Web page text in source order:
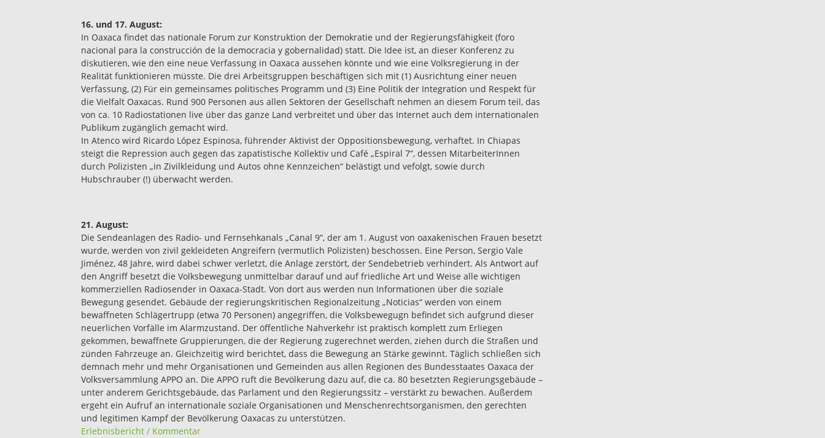
16. und 17. August:
In Oaxaca findet das nationale Forum zur Konstruktion der Demokratie und der Regierungsfähigkeit (foro
nacional para la construcción de la democracia y gobernalidad) statt. Die Idee ist, an dieser Konferenz zu
diskutieren, wie den eine neue Verfassung in Oaxaca aussehen könnte und wie eine Volksregierung in der
Realität funktionieren müsste. Die drei Arbeitsgruppen beschäftigen sich mit (1) Ausrichtung einer neuen
Verfassung, (2) Für ein gemeinsames politisches Programm und (3) Eine Politik der Integration und Respekt für
die Vielfalt Oaxacas. Rund 900 Personen aus allen Sektoren der Gesellschaft nehmen an diesem Forum teil, das
von ca. 10 Radiostationen live über das ganze Land verbreitet und über das Internet auch dem internationalen
Publikum zugänglich gemacht wird.
In Atenco wird Ricardo López Espinosa, führender Aktivist der Oppositionsbewegung, verhaftet. In Chiapas
steigt die Repression auch gegen das zapatistische Kollektiv und Café „Espiral 7“, dessen MitarbeiterInnen
durch Polizisten „in Zivilkleidung und Autos ohne Kennzeichen“ belästigt und vefolgt, sowie durch
Hubschrauber (!) überwacht werden.
21. August:
Die Sendeanlagen des Radio- und Fernsehkanals „Canal 9“, der am 1. August von oaxakenischen Frauen besetzt
wurde, werden von zivil gekleideten Angreifern (vermutlich Polizisten) beschossen. Eine Person, Sergio Vale
Jiménez, 48 Jahre, wird dabei schwer verletzt, die Anlage zerstört, der Sendebetrieb verhindert. Als Antwort auf
den Angriff besetzt die Volksbewegung unmittelbar darauf und auf friedliche Art und Weise alle wichtigen
kommerziellen Radiosender in Oaxaca-Stadt. Von dort aus werden nun Informationen über die soziale
Bewegung gesendet. Gebäude der regierungskritischen Regionalzeitung „Noticias“ werden von einem
bewaffneten Schlägertrupp (etwa 70 Personen) angegriffen, die Volksbewegugn befindet sich aufgrund dieser
neuerlichen Vorfälle im Alarmzustand. Der öffentliche Nahverkehr ist praktisch komplett zum Erliegen
gekommen, bewaffnete Gruppierungen, die der Regierung zugerechnet werden, ziehen durch die Straßen und
zünden Fahrzeuge an. Gleichzeitig wird berichtet, dass die Bewegung an Stärke gewinnt. Täglich schließen sich
demnach mehr und mehr Organisationen und Gemeinden aus allen Regionen des Bundesstaates Oaxaca der
Volksversammlung APPO an. Die APPO ruft die Bevölkerung dazu auf, die ca. 80 besetzten Regierungsgebäude –
unter anderem Gerichtsgebäude, das Parlament und den Regierungssitz – verstärkt zu bewachen. Außerdem
ergeht ein Aufruf an internationale soziale Organisationen und Menschenrechtsorganismen, den gerechten
und legitimen Kampf der Bevölkerung Oaxacas zu unterstützen.
Erlebnisbericht / Kommentar